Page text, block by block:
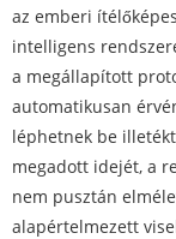
az emberi
intelligens
a megállapított
automatikusan
léphetnek be
megadott idejét, a
nem pusztán
alapértelmezett